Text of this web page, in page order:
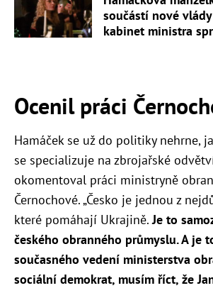
součástí nové
kabinet ministra
Ocenil práci
Hamáček se už do politiky nehrne,
se specializuje na zbrojařské
okomentoval práci ministryně
Černochové. „Česko je jednou z
které pomáhají Ukrajině.Je to
českého obranného průmyslu. A je
současného vedení ministerstva
sociální demokrat, musím říct, že